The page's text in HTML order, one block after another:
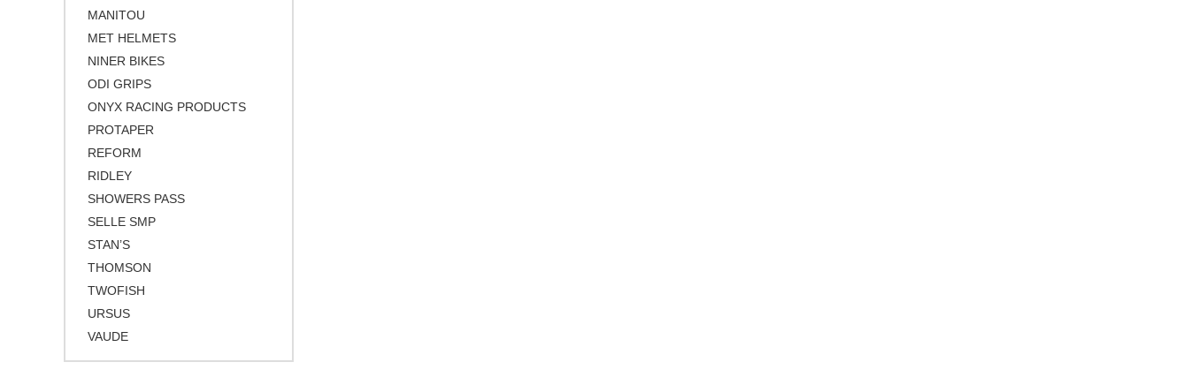
MANITOU
MET HELMETS
NINER BIKES
ODI GRIPS
ONYX RACING PRODUCTS
PROTAPER
REFORM
RIDLEY
SHOWERS PASS
SELLE SMP
STAN’S
THOMSON
TWOFISH
URSUS
VAUDE